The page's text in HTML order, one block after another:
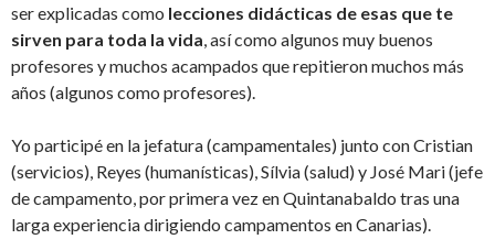
ser explicadas como lecciones didácticas de esas que te
sirven para toda la vida, así como algunos muy buenos
profesores y muchos acampados que repitieron muchos más
años (algunos como profesores).
Yo participé en la jefatura (campamentales) junto con Cristian
(servicios), Reyes (humanísticas), Sílvia (salud) y José Mari (jefe
de campamento, por primera vez en Quintanabaldo tras una
larga experiencia dirigiendo campamentos en Canarias).